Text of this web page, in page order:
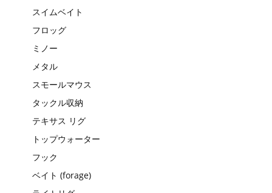
スイムベイト
フロッグ
ミノー
メタル
スモールマウス
タックル収納
テキサス リグ
トップウォーター
フック
ベイト (forage)